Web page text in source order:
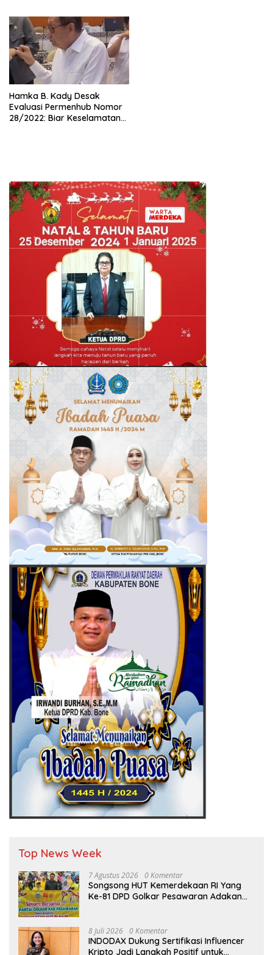
Hamka B. Kady Desak
Evaluasi Permenhub Nomor
28/2022: Biar Keselamatan
Top News Week
7 Agustus 2026 0 Komentar
Songsong HUT Kemerdekaan RI Yang
Ke-81 DPD Golkar Pesawaran Adakan
8 Juli 2026 0 Komentar
INDODAX Dukung Sertifikasi Influencer
Kripto Jadi Langkah Positif untuk